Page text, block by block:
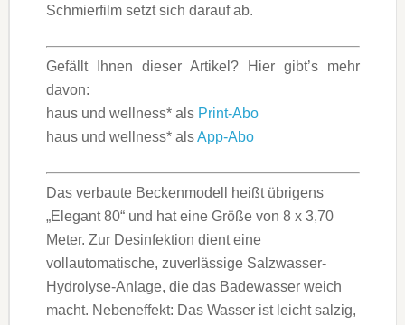
Schmierfilm setzt sich darauf ab.
Gefällt Ihnen dieser Artikel? Hier gibt’s mehr
davon:
haus und wellness* als Print-Abo
haus und wellness* alsApp-Abo
Das verbaute Beckenmodell heißt übrigens
„Elegant 80“ und hat eine Größe von 8 x 3,70
Meter. Zur Desinfektion dient eine
vollautomatische, zuverlässige Salzwasser-
Hydrolyse-Anlage, die das Badewasser weich
macht. Nebeneffekt: Das Wasser ist leicht salzig,